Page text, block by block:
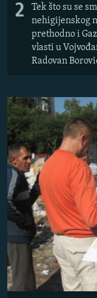
2
Tek što su se
nehigijenskog
prethodno i
vlasti u
Radovan